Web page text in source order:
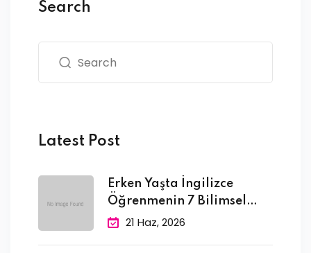
Search
Latest Post
Erken Yaşta İngilizce
Öğrenmenin 7 Bilimsel
Faydası
21 Haz, 2026